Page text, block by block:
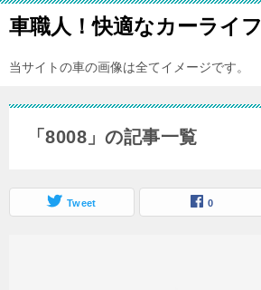
車職人！快適なカーライフ
当サイトの車の画像は全てイメージです。
「8008」の記事一覧
Tweet 0